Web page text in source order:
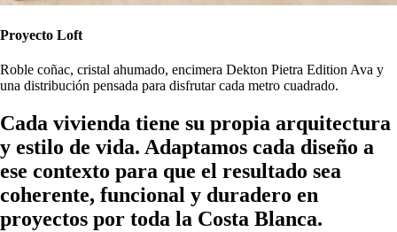
Proyecto Loft
Roble coñac, cristal ahumado, encimera Dekton Pietra Edition Ava y
una distribución pensada para disfrutar cada metro cuadrado.
Cada vivienda tiene su propia arquitectura
y estilo de vida. Adaptamos cada diseño a
ese contexto para que el resultado sea
coherente, funcional y duradero en
proyectos por toda la Costa Blanca.